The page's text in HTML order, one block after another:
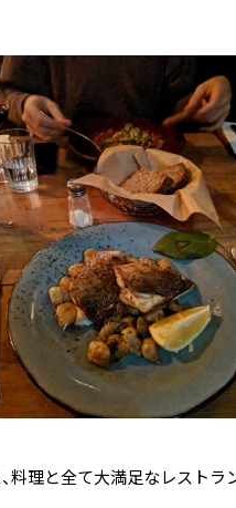
、料理と全て大満足なレスト